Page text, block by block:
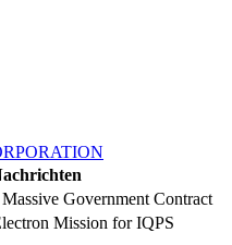
Government Contract
Mission for IQPS